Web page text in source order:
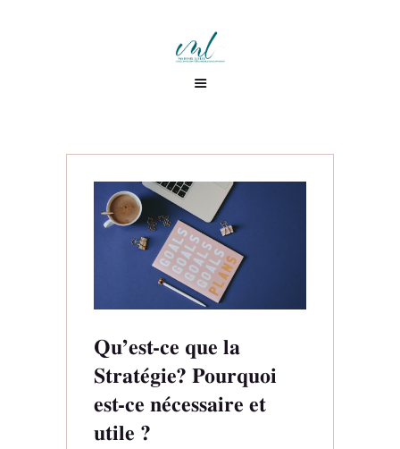
Qu’est-ce que la
Stratégie? Pourquoi
est-ce nécessaire et
utile ?